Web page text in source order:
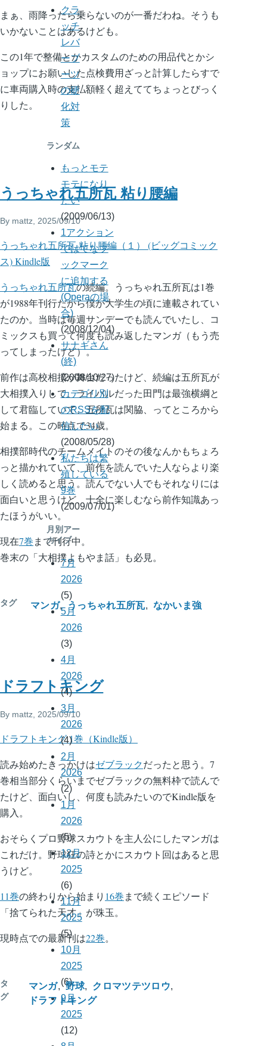
まぁ、雨降ったら乗らないのが一番だわね。そうも
いかないことはあるけども。
この1年で整備とかカスタムのための用品代とかシ
ョップにお願いした点検費用ざっと計算したらすで
に車両購入時の支払額軽く超えててちょっとびっく
りした。
うっちゃれ五所瓦 粘り腰編
By mattz, 2025/09/10
うっちゃれ五所瓦 粘り腰編（１） (ビッグコミック
ス) Kindle版
うっちゃれ五所瓦の続編。うっちゃれ五所瓦は1巻
が1988年刊行だから僕が大学生の頃に連載されてい
たのか。当時は毎週サンデーでも読んでいたし、コ
ミックスも買って何度も読み返したマンガ（もう売
ってしまったけど）。
前作は高校相撲が舞台だったけど、続編は五所瓦が
大相撲入りして、ライバルだった田門は最強横綱と
して君臨していて、五所瓦は関脇、ってところから
始まる。この時点で34歳。
相撲部時代のチームメイトのその後なんかもちょろ
っと描かれていて、前作を読んでいた人ならより楽
しく読めると思う。読んでない人でもそれなりには
面白いと思うけど、十全に楽しむなら前作知識あっ
たほうがいい。
現在7巻まで刊行中。
巻末の「大相撲よもやま話」も必見。
タグ マンガ うっちゃれ五所瓦 なかいま強
ドラフトキング
By mattz, 2025/09/10
ドラフトキング 1巻（Kindle版）
読み始めたきっかけはゼブラックだったと思う。7
巻相当部分くらいまでゼブラックの無料枠で読んで
たけど、面白いし、何度も読みたいのでKindle版を
購入。
おそらくプロ野球スカウトを主人公にしたマンガは
これだけ。野球狂の詩とかにスカウト回はあると思
うけど。
11巻の終わりから始まり 16巻まで続くエピソード
「捨てられた天才」が珠玉。
現時点での最新刊は22巻。
タ
グ
マンガ 野球
クロマツテツロウ
ドラフトキング
クラ
ッチ
レバ
ーブ
ーツ
の硬
化対
策
ランダム
もっとモテ
モテになり
たい
(2009/06/13)
1アクション
ではてなブ
ックマーク
に追加する
(Operaの場
合)
(2008/12/04)
サナギさん
(終)
(2008/10/27)
カテゴリ別
のRSSを配
信したい
(2008/05/28)
私たちは繁
殖している
9巻
(2009/07/01)
月別アー
カイブ
7月
2026
(5)
5月
2026
(3)
4月
2026
(4)
3月
2026
(4)
2月
2026
(2)
1月
2026
(5)
12月
2025
(6)
11月
2025
(5)
10月
2025
(6)
9月
2025
(12)